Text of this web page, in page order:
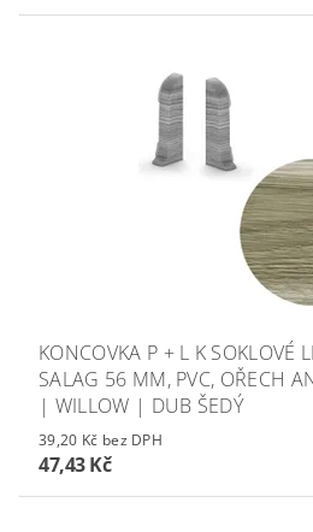
KONCOVKA P + L K SOKLOVÉ
SALAG 56 MM, PVC, OŘECH
| WILLOW | DUB ŠEDÝ
39,20 Kč bez DPH
47,43 Kč